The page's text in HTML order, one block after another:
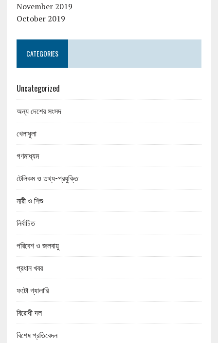
November 2019
October 2019
CATEGORIES
Uncategorized
অন্য দেশের সংসদ
খেলাধূলা
গণমাধ্যম
টেলিকম ও তথ্য-প্রযুক্তি
নারী ও শিশু
নির্বাচিত
পরিবেশ ও জলবায়ু
প্রধান খবর
ফটো গ্যালারি
বিরোধী দল
বিশেষ প্রতিবেদন